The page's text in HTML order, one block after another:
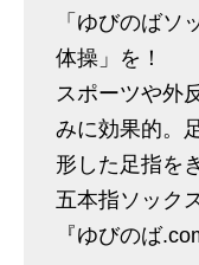
「ゆびのばソ
体操」を！
スポーツや外
みに効果的。
形した足指を
五本指ソック
『ゆびのば